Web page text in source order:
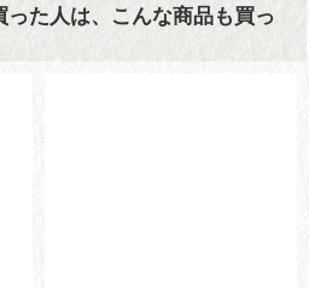
た人は、こんな商品も買っ